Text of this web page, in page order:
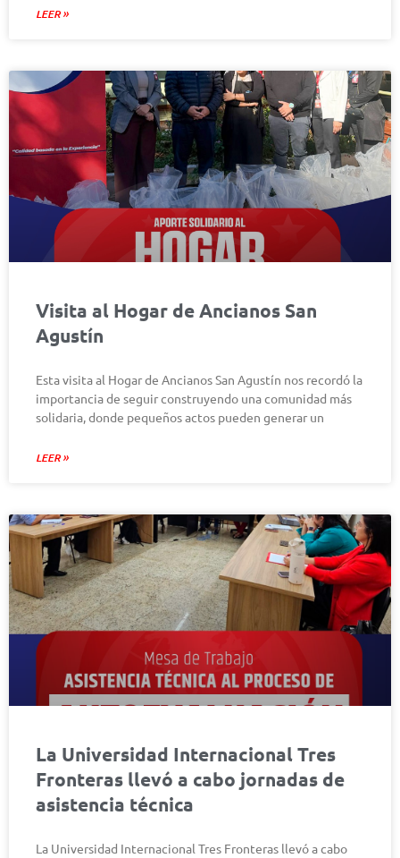
LEER »
Visita al Hogar de Ancianos San
Agustín
Esta visita al Hogar de Ancianos San Agustín nos recordó la
importancia de seguir construyendo una comunidad más
solidaria, donde pequeños actos pueden generar un
LEER »
La Universidad Internacional Tres
Fronteras llevó a cabo jornadas de
asistencia técnica
La Universidad Internacional Tres Fronteras llevó a cabo